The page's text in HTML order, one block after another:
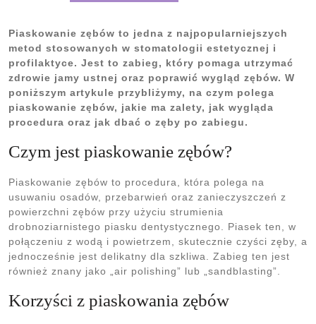
Piaskowanie zębów to jedna z najpopularniejszych
metod stosowanych w stomatologii estetycznej i
profilaktyce. Jest to zabieg, który pomaga utrzymać
zdrowie jamy ustnej oraz poprawić wygląd zębów. W
poniższym artykule przybliżymy, na czym polega
piaskowanie zębów, jakie ma zalety, jak wygląda
procedura oraz jak dbać o zęby po zabiegu.
Czym jest piaskowanie zębów?
Piaskowanie zębów to procedura, która polega na
usuwaniu osadów, przebarwień oraz zanieczyszczeń z
powierzchni zębów przy użyciu strumienia
drobnoziarnistego piasku dentystycznego. Piasek ten, w
połączeniu z wodą i powietrzem, skutecznie czyści zęby, a
jednocześnie jest delikatny dla szkliwa. Zabieg ten jest
również znany jako „air polishing” lub „sandblasting”.
Korzyści z piaskowania zębów